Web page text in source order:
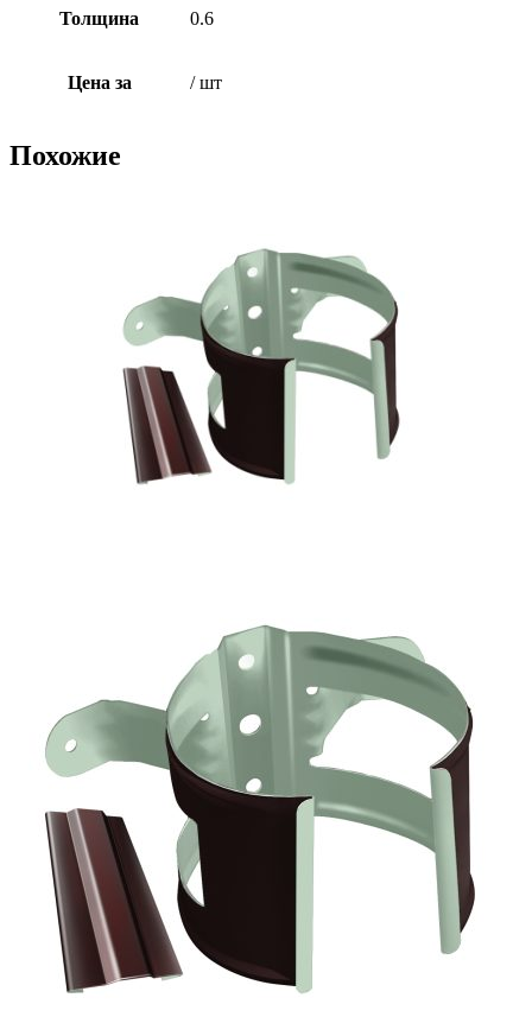
Толщина 0.6
Цена за / шт
Похожие